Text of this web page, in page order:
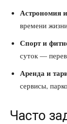
Астрономия
времени
Спорт и
суток —
Аренда и
сервисы,
Часто